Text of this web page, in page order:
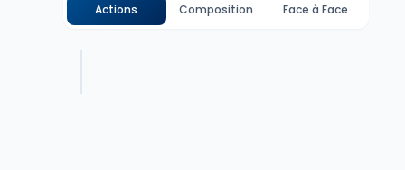
Actions Composition Face à Face